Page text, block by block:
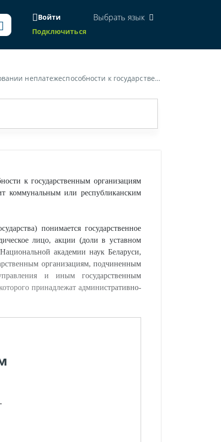
Войти
Подключиться
Выбрать язык
коммунальным или республиканским унитарным предприятиям, являющимся государственными организациями?»
к государственным организациям
коммунальным или республиканским
понимается государственное
лицо, акции (доли в уставном
академии наук Беларуси,
организациям, подчиненным
и иным государственным
принадлежат административно-